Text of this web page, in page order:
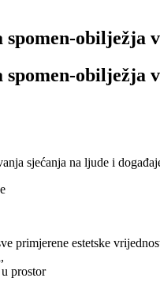
obilježja
obilježja
sjećanja na ljude i
primjerene estetske
prostor